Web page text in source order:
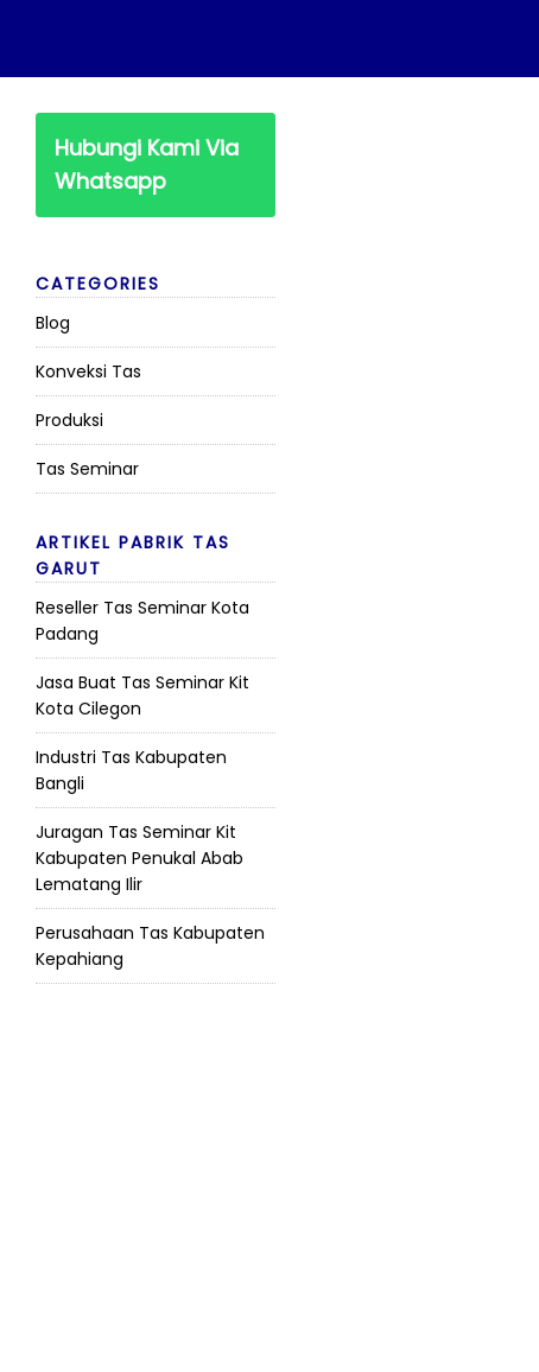
Hubungi Kami Via
Whatsapp
CATEGORIES
Blog
Konveksi Tas
Produksi
Tas Seminar
ARTIKEL PABRIK TAS
GARUT
Reseller Tas Seminar Kota
Padang
Jasa Buat Tas Seminar Kit
Kota Cilegon
Industri Tas Kabupaten
Bangli
Juragan Tas Seminar Kit
Kabupaten Penukal Abab
Lematang Ilir
Perusahaan Tas Kabupaten
Kepahiang